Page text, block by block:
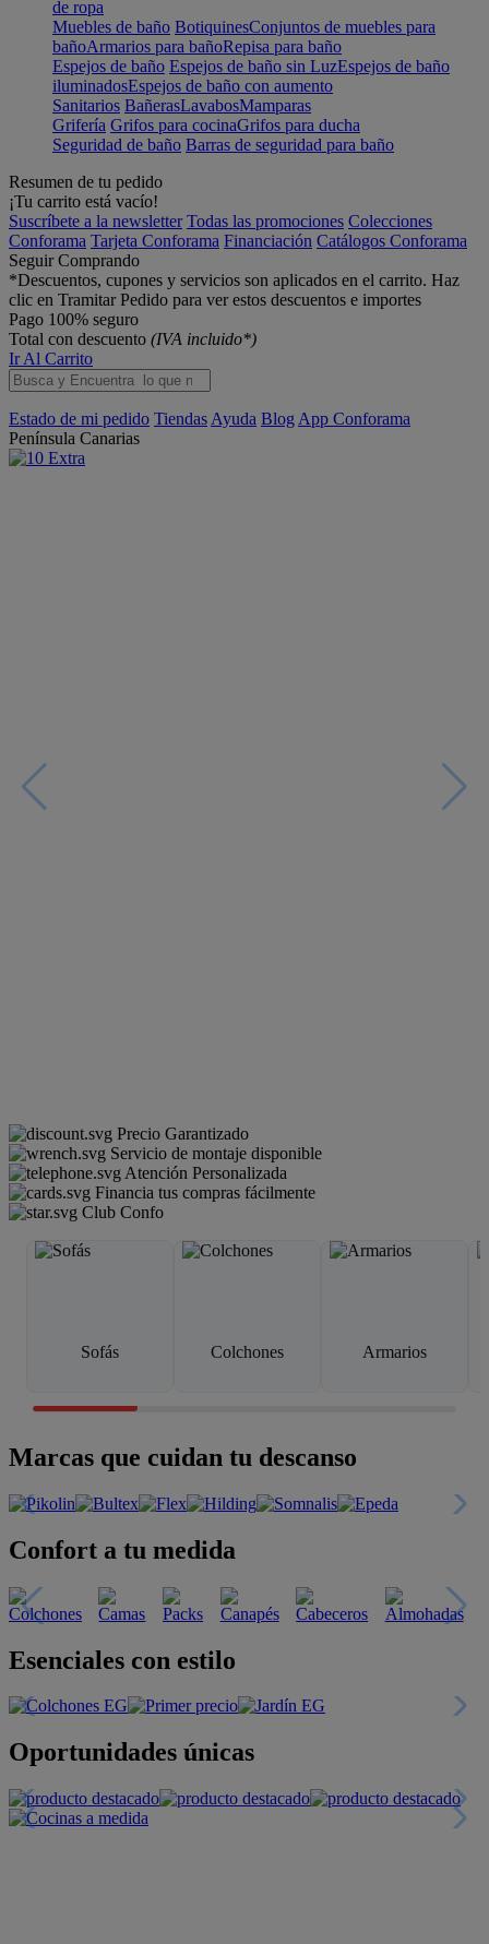
de ropa
Muebles de baño BotiquinesConjuntos de muebles para
bañoArmarios para bañoRepisa para baño
Espejos de baño Espejos de baño sin LuzEspejos de baño
iluminadosEspejos de baño con aumento
Sanitarios BañerasLavabosMamparas
Grifería Grifos para cocinaGrifos para ducha
Seguridad de baño Barras de seguridad para baño
Resumen de tu pedido
¡Tu carrito está vacío!
Suscríbete a la newsletter Todas las promociones Colecciones
Conforama Tarjeta Conforama Financiación Catálogos Conforama
Seguir Comprando
*Descuentos, cupones y servicios son aplicados en el carrito. Haz
clic en Tramitar Pedido para ver estos descuentos e importes
Pago 100% seguro
Total con descuento (IVA incluido*)
Ir Al Carrito
Estado de mi pedido Tiendas Ayuda Blog App Conforama
Península Canarias
Precio Garantizado
Servicio de montaje disponible
Atención Personalizada
Financia tus compras fácilmente
Club Confo
Sofás Colchones Armarios
Marcas que cuidan tu descanso
Confort a tu medida
Esenciales con estilo
Oportunidades únicas